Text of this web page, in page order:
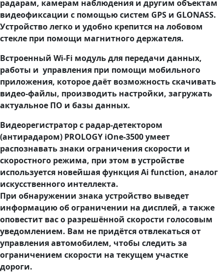
радарам, камерам наблюдения и другим объектам
видеофиксации с помощью систем GPS и GLONASS.
Устройство легко и удобно крепится на лобовом
стекле при помощи магнитного держателя.
Встроенный Wi-Fi модуль для передачи данных,
работы и управления при помощи мобильного
приложения, которое даёт возможность скачивать
видео-файлы, производить настройки, загружать
актуальное ПО и базы данных.
Видеорегистратор c радар-детектором
(антирадаром) PROLOGY iOne-3500 умеет
распознавать знаки ограничения скорости и
скоростного режима, при этом в устройстве
используется новейшая функция Ai function, аналог
искусственного интеллекта.
При обнаружении знака устройство выведет
информацию об ограничении на дисплей, а также
оповестит вас о разрешённой скорости голосовым
уведомлением. Вам не придётся отвлекаться от
управления автомобилем, чтобы следить за
ограничением скорости на текущем участке
дороги.